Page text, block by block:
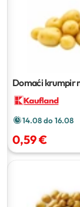
Domaći krumpir
14.08 do 16.08
0,59 €